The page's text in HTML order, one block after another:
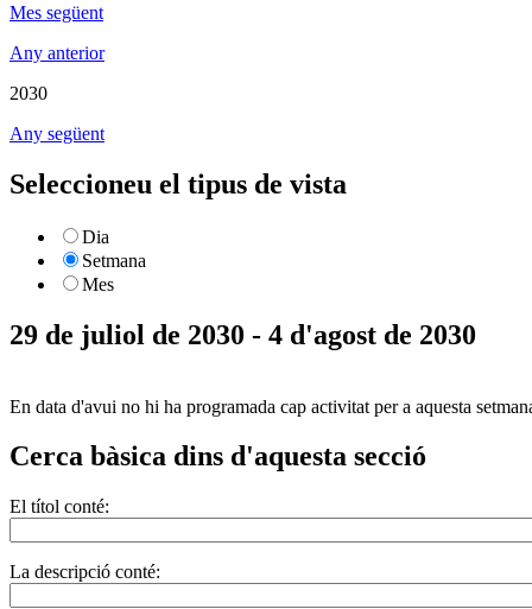
Mes següent
Any anterior
2030
Any següent
Seleccioneu el tipus de vista
Dia
Setmana
Mes
29 de juliol de 2030 - 4 d'agost de 2030
En data d'avui no hi ha programada cap activitat per a aquesta
Cerca bàsica dins d'aquesta secció
El títol conté:
La descripció conté: